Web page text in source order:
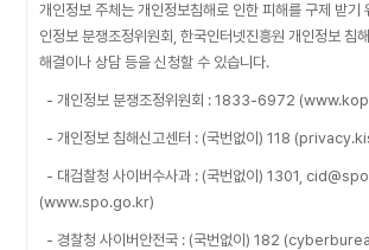
개인정보 주체는 개인정보침해로 인한 피해를 구제 받기
인정보 분쟁조정위원회, 한국인터넷진흥원 개인정보 침
해결이나 상담 등을 신청할 수 있습니다.
- 개인정보 분쟁조정위원회 : 1833-6972
- 개인정보 침해신고센터 : (국번없이) 118
- 대검찰청 사이버수사과 : (국번없이) 1301,
(www.spo.go.kr)
- 경찰청 사이버안전국 : (국번없이) 182